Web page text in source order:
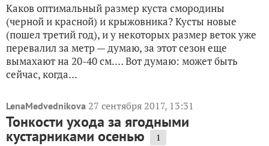
Каков оптимальный размер куста смородины
(черной и красной) и крыжовника? Кусты новые
(пошел третий год), и у некоторых размер веток уже
перевалил за метр — думаю, за этот сезон еще
вымахают на 20-40 см.… Вот думаю: может быть
сейчас, когда...
LenaMedvednikova 27 сентября 2017, 13:31
Тонкости ухода за ягодными
кустарниками осенью 1